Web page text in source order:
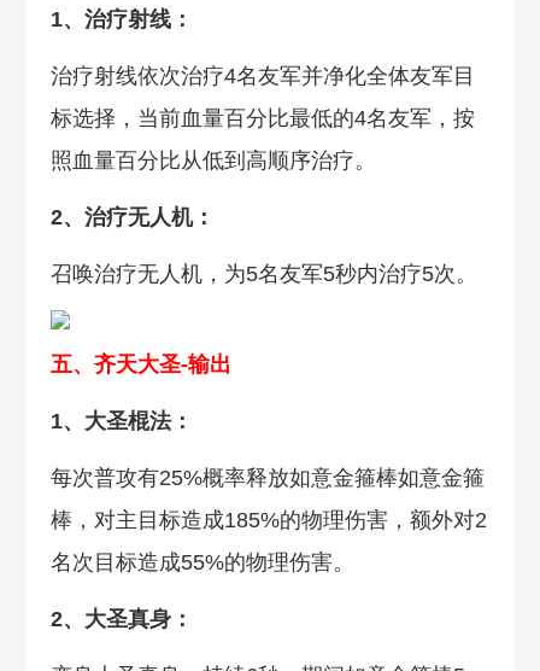
1、治疗射线：
治疗射线依次治疗4名友军并净化全体友军目
标选择，当前血量百分比最低的4名友军，按
照血量百分比从低到高顺序治疗。
2、治疗无人机：
召唤治疗无人机，为5名友军5秒内治疗5次。
五、齐天大圣-输出
1、大圣棍法：
每次普攻有25%概率释放如意金箍棒如意金箍
棒，对主目标造成185%的物理伤害，额外对2
名次目标造成55%的物理伤害。
2、大圣真身：